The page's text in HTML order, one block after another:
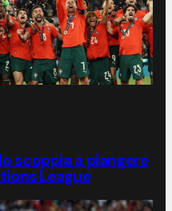
scoppia a piangere
League